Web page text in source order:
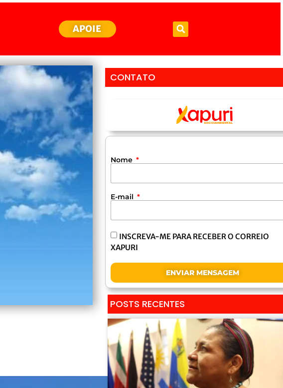
APOIE
CONTATO
Nome
E-mail
INSCREVA-ME PARA RECEBER O CORREIO
XAPURI
ENVIAR MENSAGEM
POSTS RECENTES